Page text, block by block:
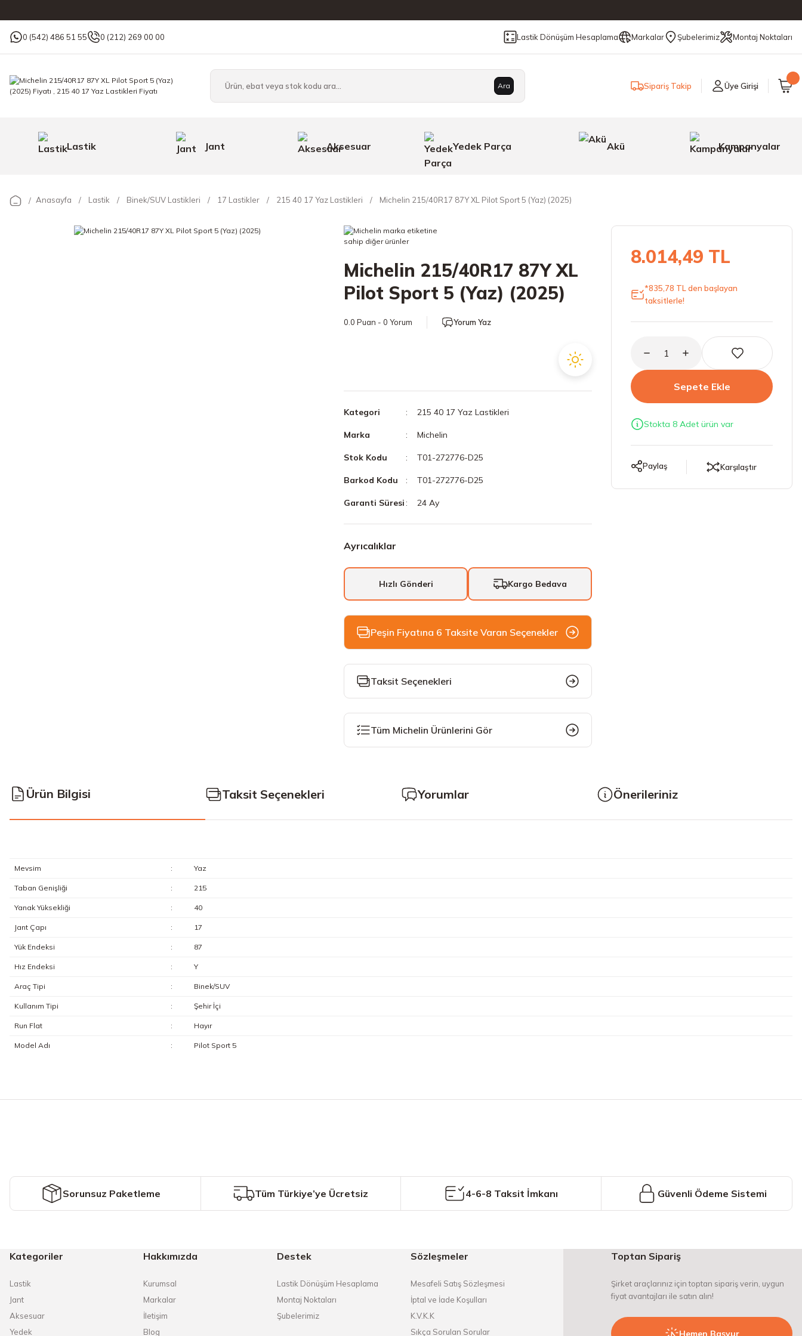
0 (542) 486 51 55 0 (212) 269 00 00 Lastik Dönüşüm Hesaplama Markalar Şubelerimiz Montaj Noktaları
Ara Sipariş Takip Üye Girişi
Lastik Jant Aksesuar Yedek Parça Akü Kampanyalar
Anasayfa Lastik Binek/SUV Lastikleri 17 Lastikler 215 40 17 Yaz Lastikleri Michelin 215/40R17 87Y XL Pilot Sport 5 (Yaz) (2025)
Michelin 215/40R17 87Y XL
Pilot Sport 5 (Yaz) (2025)
0.0 Puan - 0 Yorum Yorum Yaz
Kategori 215 40 17 Yaz Lastikleri
Marka Michelin
Stok Kodu T01-272776-D25
Barkod Kodu T01-272776-D25
Garanti Süresi 24 Ay
Ayrıcalıklar
Hızlı Gönderi Kargo Bedava
Peşin Fiyatına 6 Taksite Varan Seçenekler
Taksit Seçenekleri
Tüm Michelin Ürünlerini Gör
8.014,49 TL
*835,78 TL den başlayan
taksitlerle!
Sepete Ekle
Stokta 8 Adet ürün var
Paylaş Karşılaştır
Ürün Bilgisi Taksit Seçenekleri Yorumlar Önerileriniz
Mevsim : Yaz
Taban Genişliği : 215
Yanak Yüksekliği : 40
Jant Çapı : 17
Yük Endeksi : 87
Hız Endeksi : Y
Araç Tipi : Binek/SUV
Kullanım Tipi : Şehir İçi
Run Flat : Hayır
Model Adı : Pilot Sport 5
Ürün fiyatı diğer sitelerden daha pahalı.
Bu ürüne benzer farklı alternatifler olmalı.
Sorunsuz Paketleme Tüm Türkiye’ye Ücretsiz 4-6-8 Taksit İmkanı Güvenli Ödeme Sistemi
Kategoriler
Lastik
Jant
Aksesuar
Yedek
Hakkımızda
Kurumsal
Markalar
İletişim
Blog
Destek
Lastik Dönüşüm Hesaplama
Montaj Noktaları
Şubelerimiz
Sözleşmeler
Mesafeli Satış Sözleşmesi
İptal ve İade Koşulları
K.V.K.K
Sıkça Sorulan Sorular
Toptan Sipariş
Şirket araçlarınız için toptan sipariş verin, uygun
fiyat avantajları ile satın alın!
Hemen Başvur